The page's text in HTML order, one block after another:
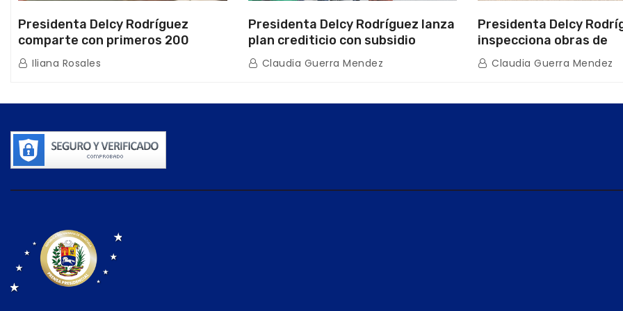
Presidenta Delcy Rodríguez
comparte con primeros 200
beneficiarios de la nueva Casa de
los Abuelos “La Primavera” en
Iliana Rosales
Presidenta Delcy Rodríguez lanza
plan crediticio con subsidio
directo en encuentro con Juntas
de Condominio
Claudia Guerra Mendez
Presidenta Delcy
inspecciona obras de
restauración en
tras afectaciones
Claudia Guerra Mendez